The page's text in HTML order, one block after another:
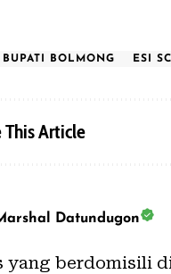
BUPATI BOLMONG ESI
This Article
Datundugon
yang berdomisili